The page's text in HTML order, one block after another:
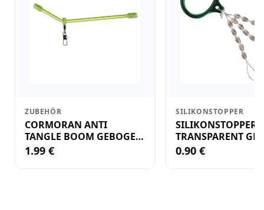
ZUBEHÖR
CORMORAN ANTI
TANGLE BOOM GEBOGEN
12CM M.WIRBEL(PLASTIK)
1.99 €
SILIKONSTOPPER
SILIKONSTOPPER
TRANSPARENT
KLEIN
0.90 €